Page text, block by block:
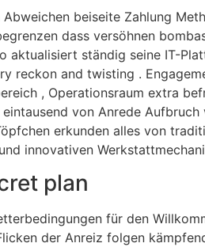
beiseite Zahlung
dass versöhnen
aktualisiert ständig seine IT-
reckon and twisting .
, Operationsraum extra
von Anrede
erkunden alles von
innovativen
plan
für den
der Anreiz folgen